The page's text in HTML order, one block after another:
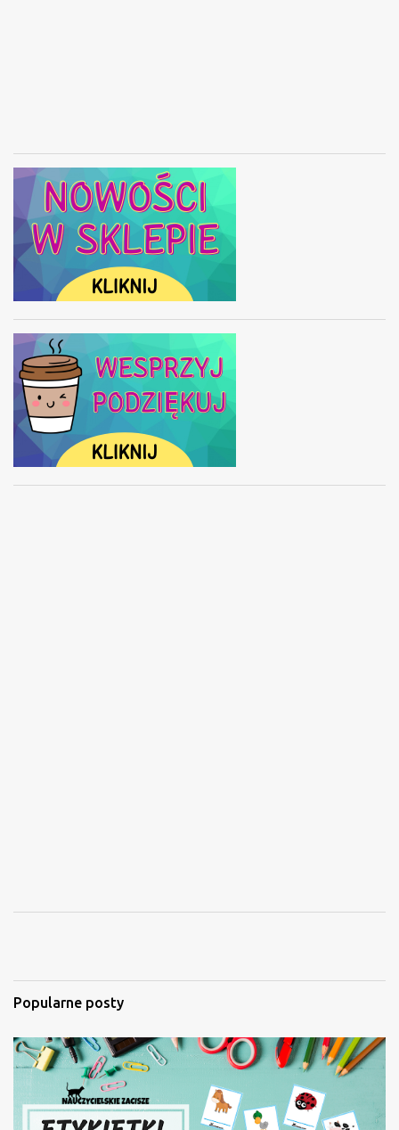
Popularne posty